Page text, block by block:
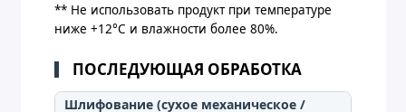
** Не использовать продукт при температуре
ниже +12°C и влажности более 80%.
ПОСЛЕДУЮЩАЯ ОБРАБОТКА
Шлифование (сухое механическое /